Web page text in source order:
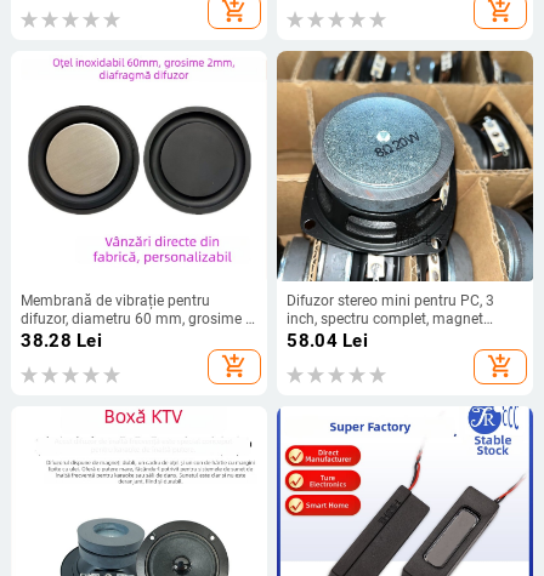
add_shopping_cart add_shopping_cart
Membrană de vibrație pentru
difuzor, diametru 60 mm, grosime 2
mm, membrană audio Bluetooth
38.28 Lei
add_shopping_cart
Difuzor stereo mini pentru PC, 3
inch, spectru complet, magnet
extern, porțelan negru lucios
58.04Lei
add_shopping_cart